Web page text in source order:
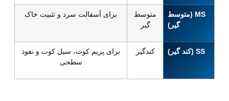
MS (متوسط
گیر)
متوسط
گیر
برای آسفالت سرد و تثبیت خاک
SS (کند گیر) کندگیر
برای پریم کوت، سیل کوت و نفوذ
سطحی